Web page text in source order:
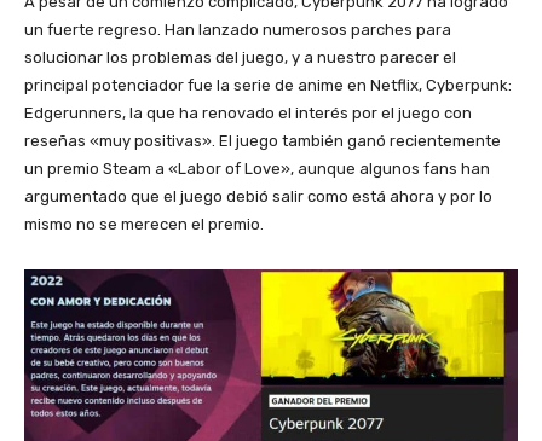
un fuerte regreso. Han lanzado numerosos parches para
solucionar los problemas del juego, y a nuestro parecer el
principal potenciador fue la serie de anime en Netflix, Cyberpunk:
Edgerunners, la que ha renovado el interés por el juego con
reseñas «muy positivas». El juego también ganó recientemente
un premio Steam a «Labor of Love», aunque algunos fans han
argumentado que el juego debió salir como está ahora y por lo
mismo no se merecen el premio.